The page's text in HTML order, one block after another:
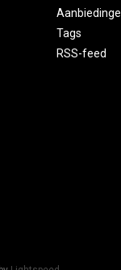
Tags
RSS-feed